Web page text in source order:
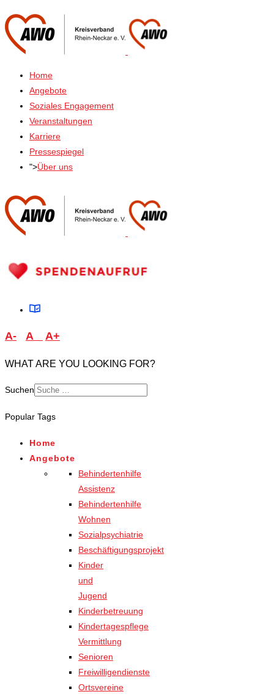
Home
Angebote
Soziales Engagement
Veranstaltungen
Karriere
Pressespiegel
">Über uns
A- A A+
WHAT ARE YOU LOOKING FOR?
Suchen
for results.
Popular Tags
Home
Angebote
Behindertenhilfe
Assistenz
Behindertenhilfe
Wohnen
Sozialpsychiatrie
Beschäftigungsprojekt
Kinder
und
Jugend
Kinderbetreuung
Kindertagespflege
Vermittlung
Senioren
Freiwilligendienste
Ortsvereine